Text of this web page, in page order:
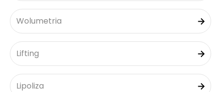
Wolumetria
Lifting
Lipoliza